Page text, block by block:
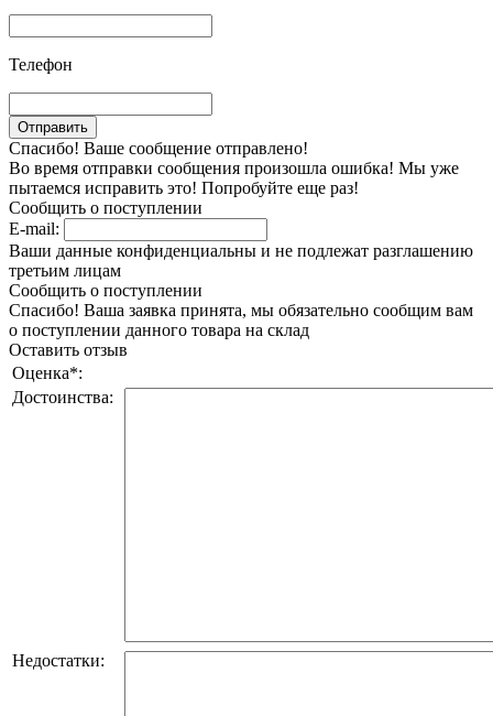
Телефон
Спасибо! Ваше сообщение отправлено!
Во время отправки сообщения произошла ошибка! Мы уже
пытаемся исправить это! Попробуйте еще раз!
Сообщить о поступлении
E-mail:
Ваши данные конфиденциальны и не подлежат разглашению
третьим лицам
Сообщить о поступлении
Спасибо! Ваша заявка принята, мы обязательно сообщим вам
о поступлении данного товара на склад
Оставить отзыв
Оценка*:
Достоинства:
Недостатки: